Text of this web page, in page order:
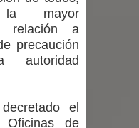
apuesta a la
educativa
interactivas del
mayor
relación a
precaución
autoridad
el
de